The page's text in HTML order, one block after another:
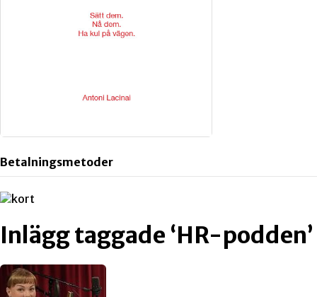
Betalningsmetoder
Inlägg taggade ‘HR-podden’